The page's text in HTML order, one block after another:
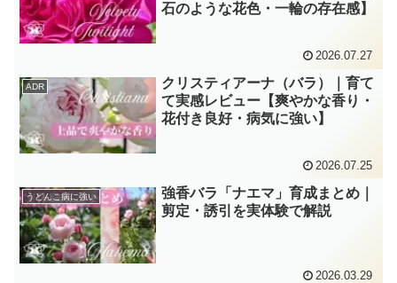
石のような花色・一輪の存在感】
2026.07.27
ADR
クリスティアーナ（バラ）｜育て
て実感レビュー【爽やかな香り・
花付き良好・病気に強い】
2026.07.25
うどんこ病に強い
強香バラ「ナエマ」育成まとめ｜
剪定・誘引を実体験で解説
2026.03.29